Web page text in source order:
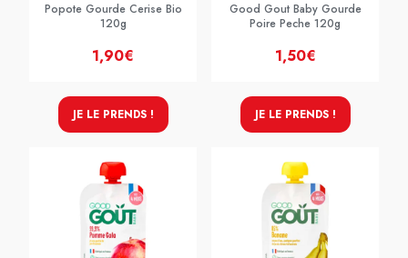
Popote Gourde Cerise Bio
120g
1,90€
JE LE PRENDS !
Good Gout Baby Gourde
Poire Peche 120g
1,50€
JE LE PRENDS !